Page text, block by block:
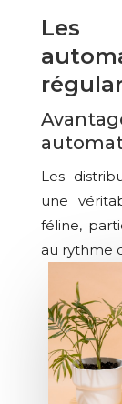
Les
Les
une
féline,
au rythme